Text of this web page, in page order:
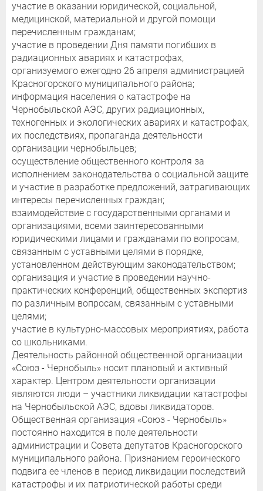
участие в оказании юридической, социальной,
медицинской, материальной и другой помощи
перечисленным гражданам;
участие в проведении Дня памяти погибших в
радиационных авариях и катастрофах,
организуемого ежегодно 26 апреля администрацией
Красногорского муниципального района;
информация населения о катастрофе на
Чернобыльской АЭС, других радиационных,
техногенных и экологических авариях и катастрофах,
их последствиях, пропаганда деятельности
организации чернобыльцев;
осуществление общественного контроля за
исполнением законодательства о социальной защите
и участие в разработке предложений, затрагивающих
интересы перечисленных граждан;
взаимодействие с государственными органами и
организациями, всеми заинтересованными
юридическими лицами и гражданами по вопросам,
связанным с уставными целями в порядке,
установленном действующим законодательством;
организация и участие в проведении научно-
практических конференций, общественных экспертиз
по различным вопросам, связанным с уставными
целями;
участие в культурно-массовых мероприятиях, работа
со школьниками.
Деятельность районной общественной организации
«Союз - Чернобыль» носит плановый и активный
характер. Центром деятельности организации
являются люди – участники ликвидации катастрофы
на Чернобыльской АЭС, вдовы ликвидаторов.
Общественная организация «Союз - Чернобыль»
постоянно находится в поле деятельности
администрации и Совета депутатов Красногорского
муниципального района. Признанием героического
подвига ее членов в период ликвидации последствий
катастрофы и их патриотической работы среди